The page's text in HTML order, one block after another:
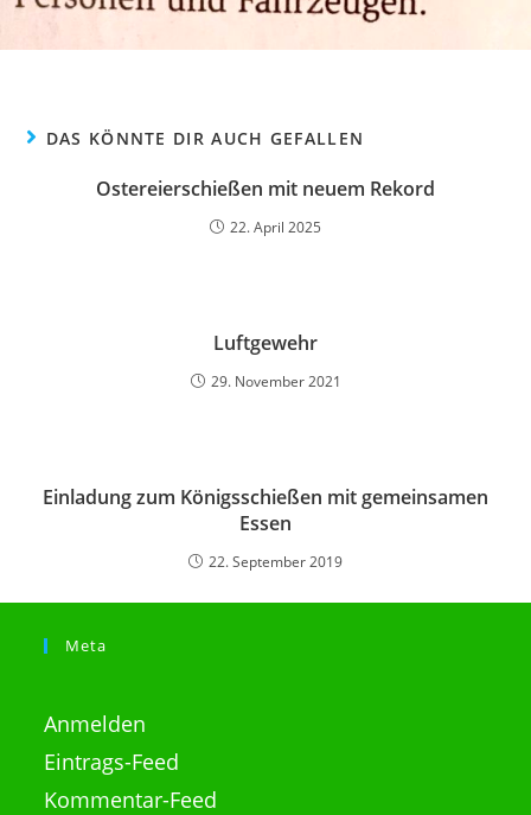
DAS KÖNNTE DIR AUCH GEFALLEN
Ostereierschießen mit neuem Rekord
22. April 2025
Luftgewehr
29. November 2021
Einladung zum Königsschießen mit gemeinsamen
Essen
22. September 2019
Meta
Anmelden
Eintrags-Feed
Kommentar-Feed